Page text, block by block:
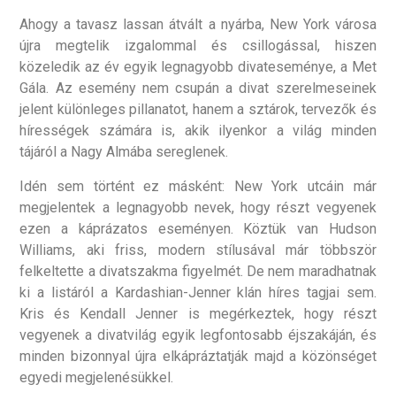
Ahogy a tavasz lassan átvált a nyárba, New York városa
újra megtelik izgalommal és csillogással, hiszen
közeledik az év egyik legnagyobb divateseménye, a Met
Gála. Az esemény nem csupán a divat szerelmeseinek
jelent különleges pillanatot, hanem a sztárok, tervezők és
hírességek számára is, akik ilyenkor a világ minden
tájáról a Nagy Almába sereglenek.
Idén sem történt ez másként: New York utcáin már
megjelentek a legnagyobb nevek, hogy részt vegyenek
ezen a káprázatos eseményen. Köztük van Hudson
Williams, aki friss, modern stílusával már többször
felkeltette a divatszakma figyelmét. De nem maradhatnak
ki a listáról a Kardashian-Jenner klán híres tagjai sem.
Kris és Kendall Jenner is megérkeztek, hogy részt
vegyenek a divatvilág egyik legfontosabb éjszakáján, és
minden bizonnyal újra elkápráztatják majd a közönséget
egyedi megjelenésükkel.